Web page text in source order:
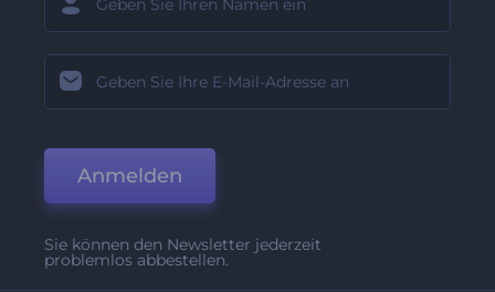
Anmelden
Sie können den Newsletter jederzeit
problemlos abbestellen.